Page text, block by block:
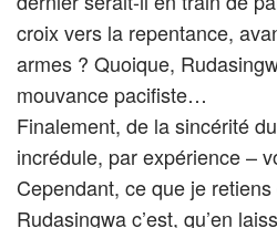
croix vers la repentance,
armes ? Quoique,
mouvance pacifiste…
Finalement, de la sincérité
incrédule, par expérience –
Cependant, ce que je
Rudasingwa c’est, qu’en